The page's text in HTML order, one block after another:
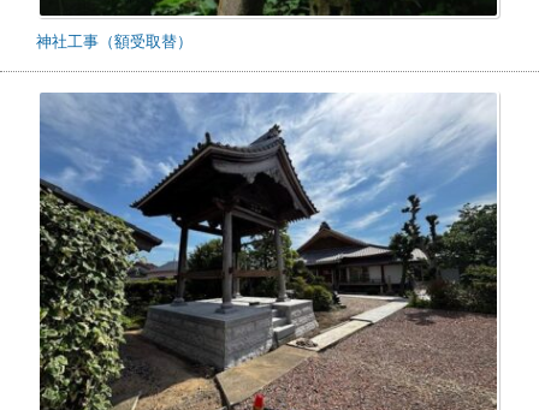
神社工事（額受取替）